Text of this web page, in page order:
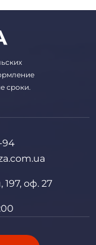
сроки.
94
197, оф. 27